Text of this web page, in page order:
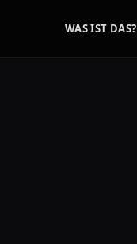
WAS IST DAS?